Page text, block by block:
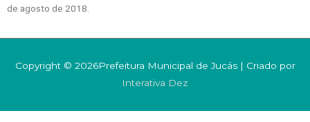
de agosto de 2018.
Copyright © 2026Prefeitura Municipal de Jucás | Criado por
Interativa Dez